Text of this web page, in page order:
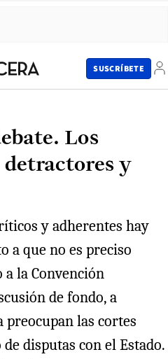
SUSCRÍBETE
Los
y
y adherentes hay
a que no es preciso
la Convención
de fondo, a
preocupan las cortes
disputas con el Estado.